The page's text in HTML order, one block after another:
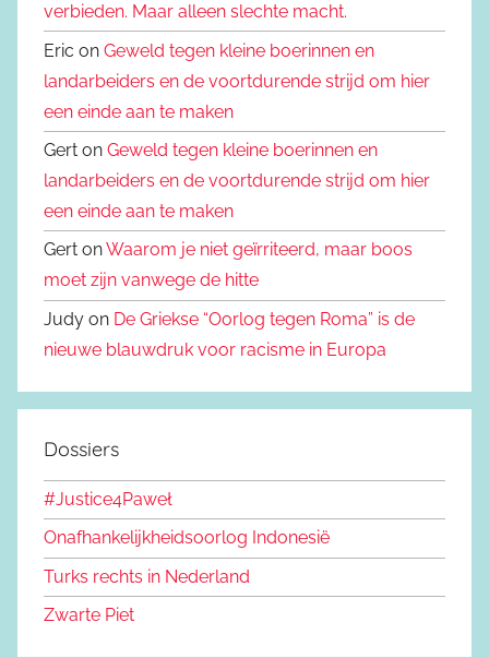
verbieden. Maar alleen slechte macht.
Eric on Geweld tegen kleine boerinnen en
landarbeiders en de voortdurende strijd om hier
een einde aan te maken
Gert on Geweld tegen kleine boerinnen en
landarbeiders en de voortdurende strijd om hier
een einde aan te maken
Gert onWaarom je niet geïrriteerd, maar boos
moet zijn vanwege de hitte
Judy on De Griekse “Oorlog tegen Roma” is de
nieuwe blauwdruk voor racisme in Europa
Dossiers
#Justice4Paweł
Onafhankelijkheidsoorlog Indonesië
Turks rechts in Nederland
Zwarte Piet